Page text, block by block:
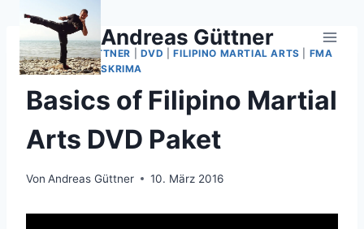
Zum
springen
Andreas Güttner
ANDREAS GÜTTNER DVD |FILIPINO MARTIAL ARTS
FMA
|KALI ARNIS ESKRIMA
Basics of Filipino Martial
Arts DVD Paket
Von Andreas Güttner 10. März 2016